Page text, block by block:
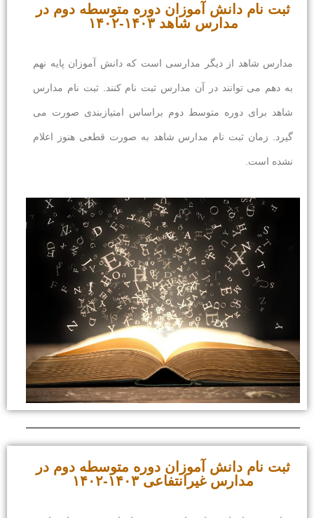
ثبت نام دانش آموزان دوره متوسطه دوم در
مدارس شاهد ۱۴۰۳-۱۴۰۲
مدارس شاهد از دیگر مدارسی است که دانش آموزان پایه نهم
به دهم می توانند در آن مدارس ثبت نام کنند. ثبت نام مدارس
شاهد برای دوره متوسط دوم براساس امتیازبندی صورت می
گیرد. زمان ثبت نام مدارس شاهد به صورت قطعی هنوز اعلام
نشده است.
ثبت نام دانش آموزان دوره متوسطه دوم در
مدارس غیرانتفاعی ۱۴۰۳-۱۴۰۲